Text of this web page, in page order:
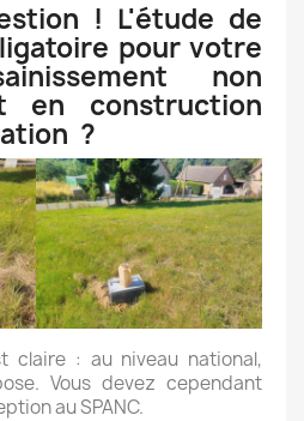
! L'étude de
pour votre
non
en construction
?
claire : au niveau national,
Vous devez cependant
au SPANC.